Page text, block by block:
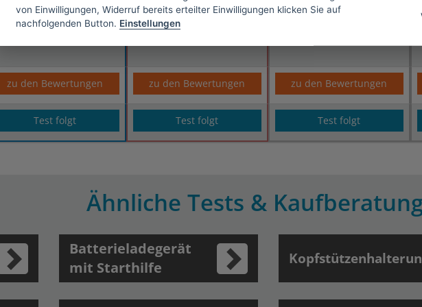
* (Partnerlink) * (Partnerlink) * (Partnerlink)
zu den Bewertungen zu den Bewertungen zu den Bewertungen
Test folgt Test folgt Test folgt
Ähnliche Tests &
Batterieladegerät
mit Starthilfe
von Einwilligungen, Widerruf bereits erteilter Einwilligungen klicken Sie auf
nachfolgenden Button. Einstellungen